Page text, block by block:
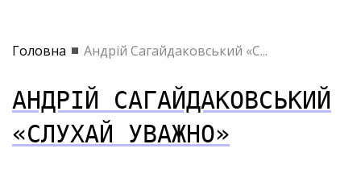
Головна Андрій Сагайдаковський «С...
АНДРІЙ САГАЙДАКОВСЬКИЙ
«СЛУХАЙ УВАЖНО»